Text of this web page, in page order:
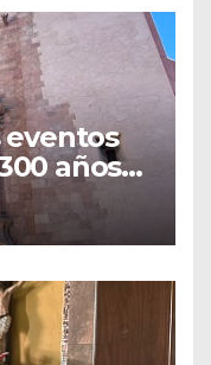
eventos
años